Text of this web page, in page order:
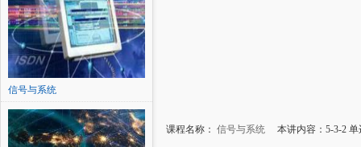
信号与系统
课程名称： 信号与系统 本讲内容：5-3-2 单